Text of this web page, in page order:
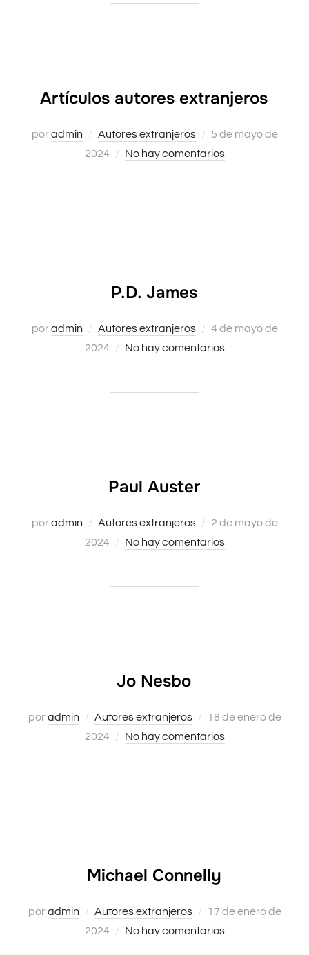
Artículos autores extranjeros
poradmin Autores extranjeros
Publicado
el
5 de mayo de
2024
No hay comentarios
P.D. James
poradmin Autores extranjeros
Publicado
el
4 de mayo de
2024
No hay comentarios
Paul Auster
poradmin Autores extranjeros
Publicado
el
2 de mayo de
2024
No hay comentarios
Jo Nesbo
poradmin Autores extranjeros
Publicado
el
18 de enero de
2024
No hay comentarios
Michael Connelly
poradmin Autores extranjeros
Publicado
el
17 de enero de
2024
No hay comentarios